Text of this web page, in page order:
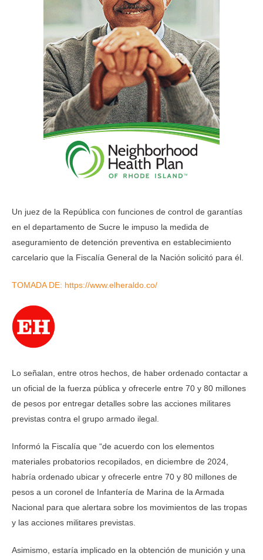
Un juez de la República con funciones de control de garantías
en el departamento de Sucre le impuso la medida de
aseguramiento de detención preventiva en establecimiento
carcelario que la Fiscalía General de la Nación solicitó para él.
TOMADA DE: https://www.elheraldo.co/
Lo señalan, entre otros hechos, de haber ordenado contactar a
un oficial de la fuerza pública y ofrecerle entre 70 y 80 millones
de pesos por entregar detalles sobre las acciones militares
previstas contra el grupo armado ilegal.
Informó la Fiscalía que “de acuerdo con los elementos
materiales probatorios recopilados, en diciembre de 2024,
habría ordenado ubicar y ofrecerle entre 70 y 80 millones de
pesos a un coronel de Infantería de Marina de la Armada
Nacional para que alertara sobre los movimientos de las tropas
y las acciones militares previstas.
Asimismo, estaría implicado en la obtención de munición y una